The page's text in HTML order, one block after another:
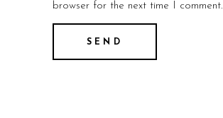
browser for the next time I comment.